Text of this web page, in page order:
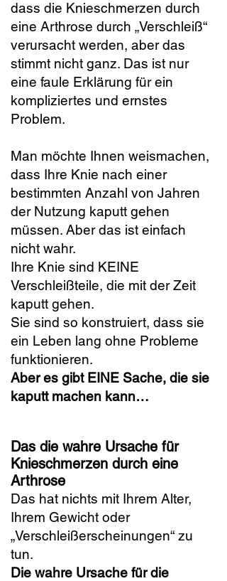
dass die Knieschmerzen durch
eine Arthrose durch „Verschleiß“
verursacht werden, aber das
stimmt nicht ganz. Das ist nur
eine faule Erklärung für ein
kompliziertes und ernstes
Problem.
Man möchte Ihnen weismachen,
dass Ihre Knie nach einer
bestimmten Anzahl von Jahren
der Nutzung kaputt gehen
müssen. Aber das ist einfach
nicht wahr.
Ihre Knie sind KEINE
Verschleißteile, die mit der Zeit
kaputt gehen.
Sie sind so konstruiert, dass sie
ein Leben lang ohne Probleme
funktionieren.
Aber es gibt EINE Sache, die sie
kaputt machen kann…
Das die wahre Ursache für
Knieschmerzen durch eine
Arthrose
Das hat nichts mit Ihrem Alter,
Ihrem Gewicht oder
„Verschleißerscheinungen“ zu
tun.
Die wahre Ursache für die